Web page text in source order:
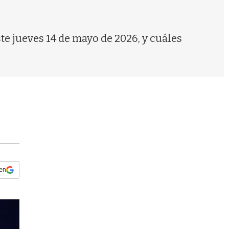
14 de mayo de 2026, y cuáles